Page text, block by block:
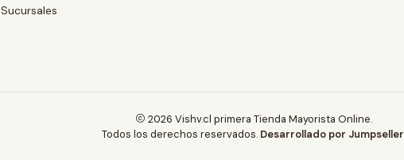
Sucursales
2026 Vishv.cl primera Tienda Mayorista Online.
Todos los derechos reservados. Desarrollado por Jumpseller